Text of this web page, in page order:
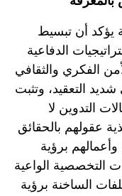
يؤكد أن تبسيط
الدفاعية
الفكري والثقافي
التعقيد، وتثبت
التدوين لا
عقولهم بالحقائق
برؤية
التخصصية الواعية
الساخنة برؤية